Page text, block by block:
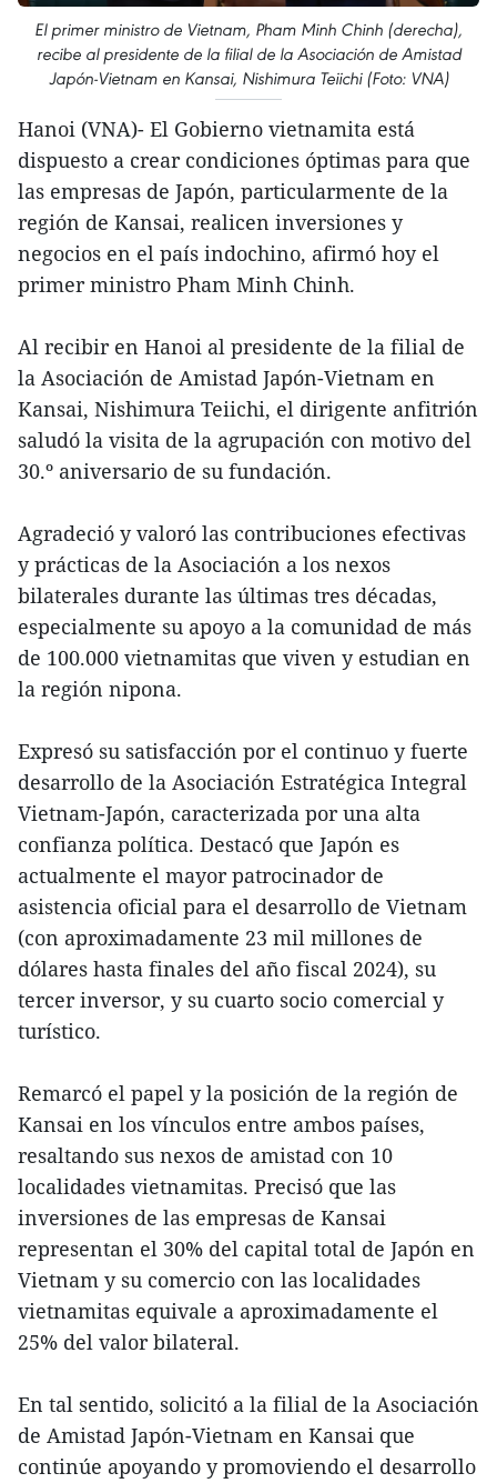
El primer ministro de Vietnam, Pham Minh Chinh (derecha),
recibe al presidente de la filial de la Asociación de Amistad
Japón-Vietnam en Kansai, Nishimura Teiichi (Foto: VNA)
Hanoi (VNA)- El Gobierno vietnamita está
dispuesto a crear condiciones óptimas para que
las empresas de Japón, particularmente de la
región de Kansai, realicen inversiones y
negocios en el país indochino, afirmó hoy el
primer ministro Pham Minh Chinh.
Al recibir en Hanoi al presidente de la filial de
la Asociación de Amistad Japón-Vietnam en
Kansai, Nishimura Teiichi, el dirigente anfitrión
saludó la visita de la agrupación con motivo del
30.º aniversario de su fundación.
Agradeció y valoró las contribuciones efectivas
y prácticas de la Asociación a los nexos
bilaterales durante las últimas tres décadas,
especialmente su apoyo a la comunidad de más
de 100.000 vietnamitas que viven y estudian en
la región nipona.
Expresó su satisfacción por el continuo y fuerte
desarrollo de la Asociación Estratégica Integral
Vietnam-Japón, caracterizada por una alta
confianza política. Destacó que Japón es
actualmente el mayor patrocinador de
asistencia oficial para el desarrollo de Vietnam
(con aproximadamente 23 mil millones de
dólares hasta finales del año fiscal 2024), su
tercer inversor, y su cuarto socio comercial y
turístico.
Remarcó el papel y la posición de la región de
Kansai en los vínculos entre ambos países,
resaltando sus nexos de amistad con 10
localidades vietnamitas. Precisó que las
inversiones de las empresas de Kansai
representan el 30% del capital total de Japón en
Vietnam y su comercio con las localidades
vietnamitas equivale a aproximadamente el
25% del valor bilateral.
En tal sentido, solicitó a la filial de la Asociación
de Amistad Japón-Vietnam en Kansai que
continúe apoyando y promoviendo el desarrollo